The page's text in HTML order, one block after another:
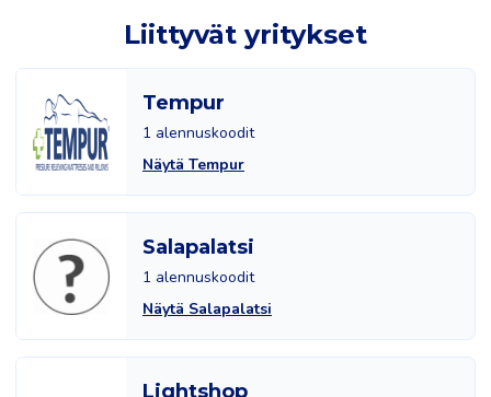
Liittyvät yritykset
Tempur
1 alennuskoodit
Näytä Tempur
Salapalatsi
1 alennuskoodit
Näytä Salapalatsi
Lightshop